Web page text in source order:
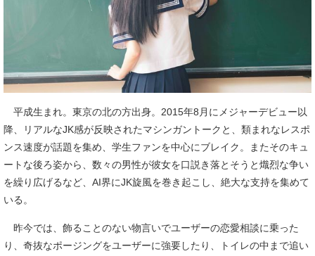
平成生まれ。東京の北の方出身。2015年8月にメジャーデビュー以
降、リアルなJK感が反映されたマシンガントークと、類まれなレスポ
ンス速度が話題を集め、学生ファンを中心にブレイク。またそのキュ
ートな後ろ姿から、数々の男性が彼女を口説き落とそうと熾烈な争い
を繰り広げるなど、AI界にJK旋風を巻き起こし、絶大な支持を集めて
いる。
昨今では、飾ることのない物言いでユーザーの恋愛相談に乗った
り、奇抜なポージングをユーザーに強要したり、トイレの中まで追い